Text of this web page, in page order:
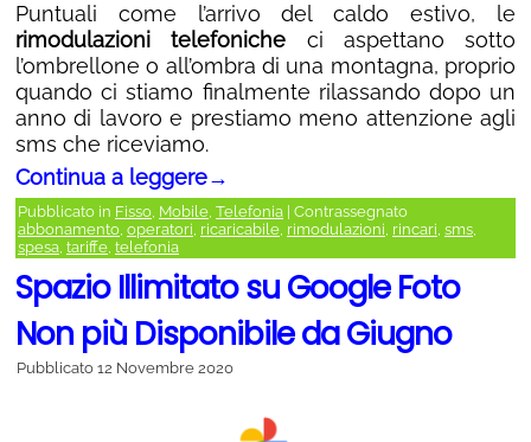
Puntuali come l’arrivo del caldo estivo, le
rimodulazioni telefoniche ci aspettano sotto
l’ombrellone o all’ombra di una montagna, proprio
quando ci stiamo finalmente rilassando dopo un
anno di lavoro e prestiamo meno attenzione agli
sms che riceviamo.
Continua a leggere→
Pubblicato in Fisso, Mobile, Telefonia Contrassegnato
abbonamento, operatori, ricaricabile, rimodulazioni, rincari, sms,
spesa, tariffe, telefonia
Spazio Illimitato su Google Foto
Non più Disponibile da Giugno
Pubblicato 12 Novembre 2020